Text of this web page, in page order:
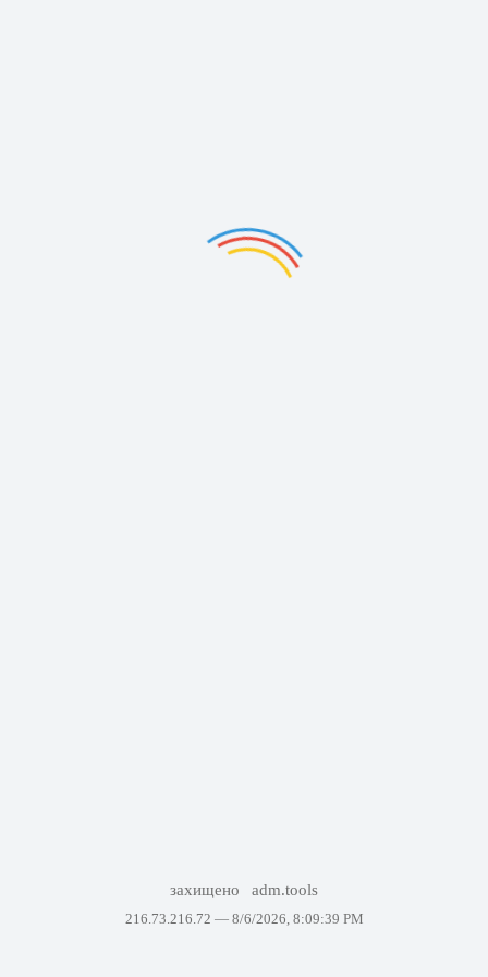
захищено adm.tools
216.73.216.72 — 8/6/2026, 8:09:39 PM